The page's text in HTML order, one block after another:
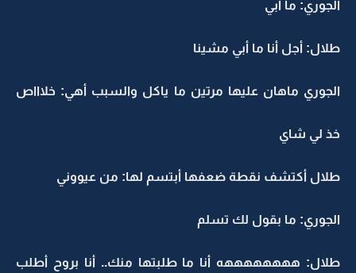
الجوري: ما أبي
طلال: أجل أنا ما أبي مشينا
الجوري ماهان عليها مرتين ما ياكل والسبب أهي: خلاااص
خذ لي شاي
طلال أكتشف نقطة ضعفها أبتسم لها: من عيووني
الجوري: ما بقول لك تسلم
طلال: ههههههههه أنا ما طلبتها منك.. أنا بروح أطلب